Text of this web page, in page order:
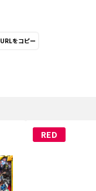
URLをコピー
RED